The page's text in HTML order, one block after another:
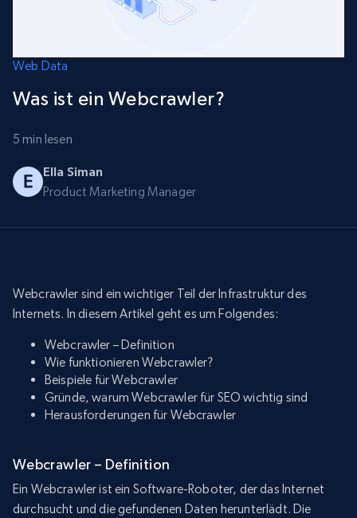
Web Data
Was ist ein Webcrawler?
5 min lesen
Ella Siman
Product Marketing Manager
Webcrawler sind ein wichtiger Teil der Infrastruktur des
Internets. In diesem Artikel geht es um Folgendes:
Webcrawler – Definition
Wie funktionieren Webcrawler?
Beispiele für Webcrawler
Gründe, warum Webcrawler für SEO wichtig sind
Herausforderungen für Webcrawler
Webcrawler – Definition
Ein Webcrawler ist ein Software-Roboter, der das Internet
durchsucht und die gefundenen Daten herunterlädt. Die